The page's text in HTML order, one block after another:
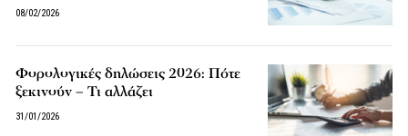
08/02/2026
Φορολογικές δηλώσεις 2026: Πότε
ξεκινούν – Τι αλλάζει
31/01/2026